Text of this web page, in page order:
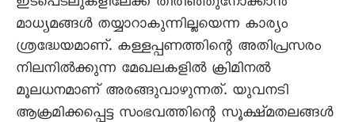
മാധ്യമങ്ങൾ തയ്യാറാകുന്നില്ലയെന്ന കാര്യം
ശ്രദ്ധേയമാണ്. കള്ളപ്പണത്തിന്റെ അതിപ്രസരം
നിലനിൽക്കുന്ന മേഖലകളിൽ ക്രിമിനൽ
മൂലധനമാണ് അരങ്ങുവാഴുന്നത്. യുവനടി
ആക്രമിക്കപ്പെട്ട സംഭവത്തിന്റെ സൂക്ഷ്മതലങ്ങൾ